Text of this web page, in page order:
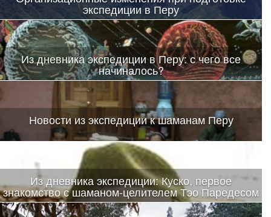
экспедиции в Перу
Из дневника экспедиции в Перу: с чего все
начиналось?
Новости из экспедиции к шаманам Перу
Из дневника экспедиции: Куско, первое
знакомство с шаманом-целителем Тэо Паредесом